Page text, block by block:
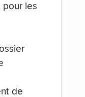
pour les
de